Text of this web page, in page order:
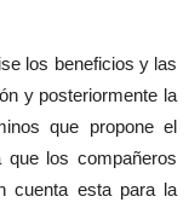
los beneficios y las
y posteriormente la
que propone el
los compañeros
cuenta esta para la